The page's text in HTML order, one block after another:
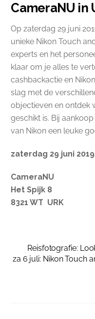
CameraNU in
Op zaterdag 29 juni
unieke Nikon Touch
experts en het
klaar om je alles te
cashbackactie en
slag met de
objectieven en ontdek
geschikt is. Bij
van Nikon een leuke
zaterdag 29 juni
CameraNU
Het Spijk 8
8321 WT URK
Reisfotografie:
za 6 juli: Nikon Touch